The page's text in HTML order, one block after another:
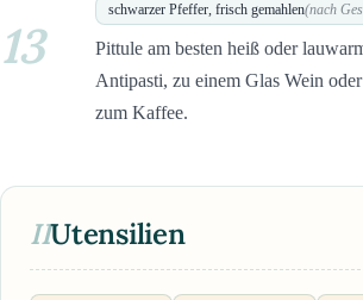
schwarzer Pfeffer, frisch gemahlen(nach
13
Pittule am besten heiß oder
Antipasti, zu einem Glas Wein
zum Kaffee.
IIUtensilien